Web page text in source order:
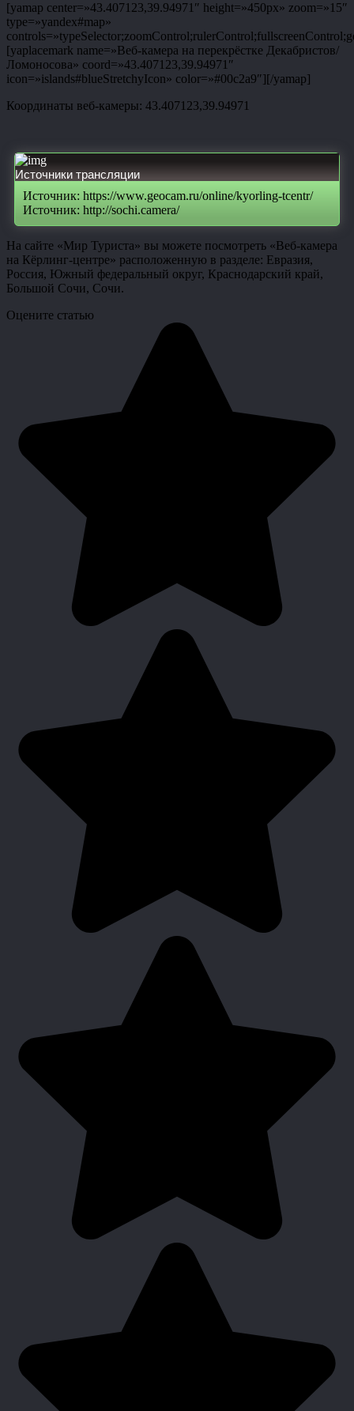
[yamap center=»43.407123,39.94971″ height=»450px» zoom=»15″
type=»yandex#map»
[yaplacemark name=»Веб-камера на перекрёстке Декабристов/
Ломоносова» coord=»43.407123,39.94971″
icon=»islands#blueStretchyIcon» color=»#00c2a9″][/yamap]
Координаты веб-камеры: 43.407123,39.94971
Источники трансляции
Источник: https://www.geocam.ru/online/kyorling-tcentr/
Источник: http://sochi.camera/
На сайте «Мир Туриста» вы можете посмотреть «Веб-камера
на Кёрлинг-центре» расположенную в разделе: Евразия,
Россия, Южный федеральный округ, Краснодарский край,
Большой Сочи, Сочи.
Оцените статью